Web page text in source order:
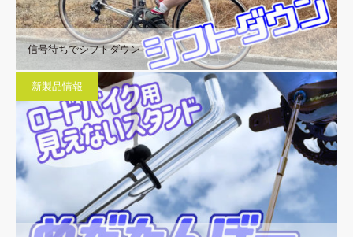
信号待ちでシフトダウン
新製品情報